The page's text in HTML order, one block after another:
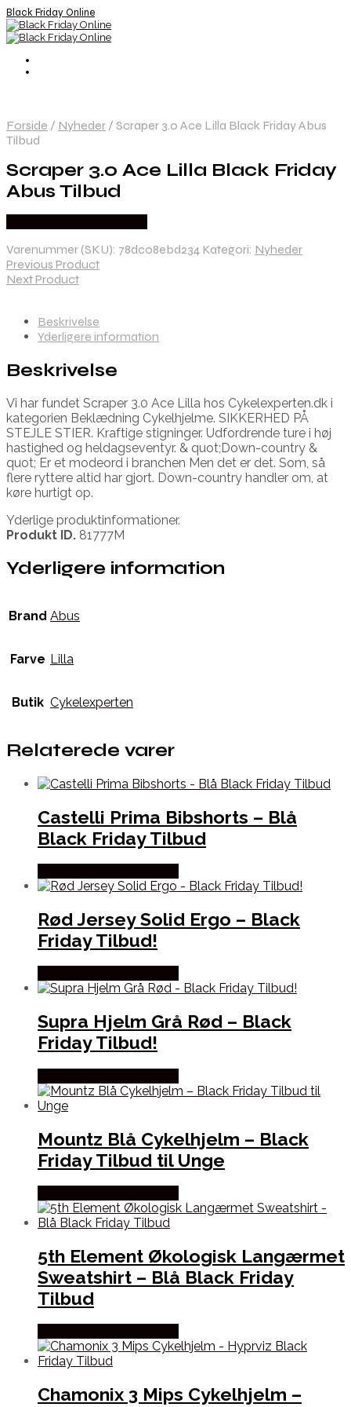
Black Friday Online
Forside / Nyheder / Scraper 3.0 Ace Lilla Black Friday Abus
Tilbud
Scraper 3.0 Ace Lilla Black Friday
Abus Tilbud
Varenummer (SKU): 78dc08ebd234 Kategori: Nyheder
Previous Product
Next Product
Beskrivelse
Yderligere information
Beskrivelse
Vi har fundet Scraper 3.0 Ace Lilla hos Cykelexperten.dk i
kategorien Beklædning Cykelhjelme. SIKKERHED PÅ
STEJLE STIER. Kraftige stigninger. Udfordrende ture i høj
hastighed og heldagseventyr. & quot;Down-country &
quot; Er et modeord i branchen Men det er det. Som, så
flere ryttere altid har gjort. Down-country handler om, at
køre hurtigt op.
Yderlige produktinformationer.
Produkt ID. 81777M
Yderligere information
Brand Abus
Farve Lilla
Butik Cykelexperten
Relaterede varer
Castelli Prima Bibshorts – Blå
Black Friday Tilbud
Rød Jersey Solid Ergo – Black
Friday Tilbud!
Supra Hjelm Grå Rød – Black
Friday Tilbud!
Mountz Blå Cykelhjelm – Black
Friday Tilbud til Unge
5th Element Økologisk Langærmet
Sweatshirt – Blå Black Friday
Tilbud
Chamonix 3 Mips Cykelhjelm –